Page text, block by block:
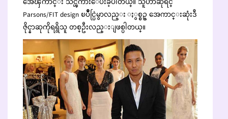
Parsons/FIT design ၿပိဳင္ပြဲမွာလည္း ႏွစ္စဥ္ အေကာင္းဆုံးဒီ
ဇိုင္နာဆုကိုရရွိသူ တစ္ဦးလည္းျဖစ္ပါတယ္။